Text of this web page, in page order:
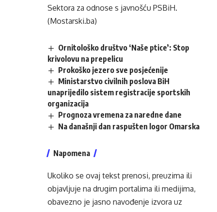
Sektora za odnose s javnošću PSBiH.
(Mostarski.ba)
Ornitološko društvo ‘Naše ptice’: Stop
krivolovu na prepelicu
Prokoško jezero sve posjećenije
Ministarstvo civilnih poslova BiH
unaprijedilo sistem registracije sportskih
organizacija
Prognoza vremena za naredne dane
Na današnji dan raspušten logor Omarska
Napomena
Ukoliko se ovaj tekst prenosi, preuzima ili
objavljuje na drugim portalima ili medijima,
obavezno je jasno navođenje izvora uz